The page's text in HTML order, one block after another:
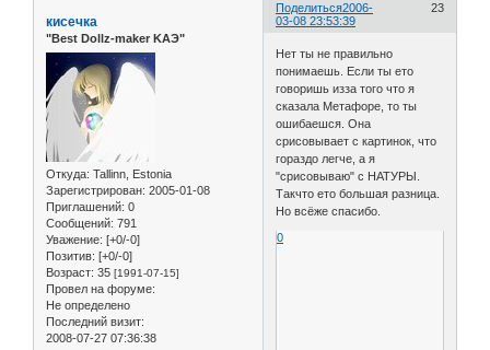
Поделиться 23
2006-
03-08 23:53:39
кисечка
"Best Dollz-maker KAЭ"
Откуда: Tallinn, Estonia
Зарегистрирован: 2005-01-08
Приглашений: 0
Сообщений: 791
Уважение: [+0/-0]
Позитив: [+0/-0]
Возраст: 35 [1991-07-15]
Провел на форуме:
Не определено
Последний визит:
2008-07-27 07:36:38
Нет ты не правильно
понимаешь. Если ты ето
говоришь изза того что я
сказала Метафоре, то ты
ошибаешся. Она
срисовывает с картинок, что
гораздо легче, а я
"срисовываю" с НАТУРЫ.
Такчто ето большая разница.
Но всёже спасибо.
0